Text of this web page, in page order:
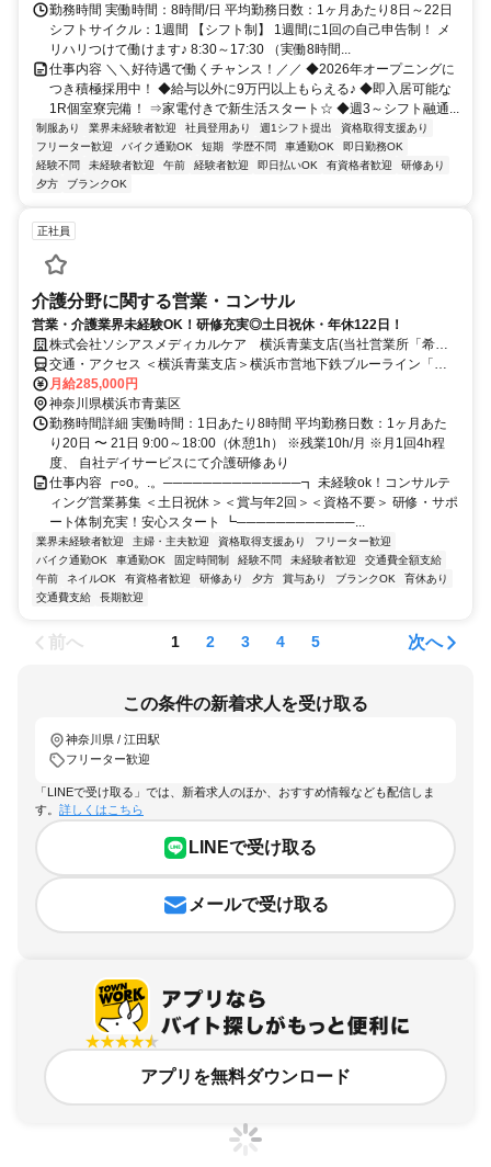
県内に現場多数
勤務時間 実働時間：8時間/日 平均勤務日数：1ヶ月あたり8日～22日
シフトサイクル：1週間 【シフト制】 1週間に1回の自己申告制！ メ
リハリつけて働けます♪ 8:30～17:30 （実働8時間...
仕事内容 ＼＼好待遇で働くチャンス！／／ ◆2026年オープニングに
つき積極採用中！ ◆給与以外に9万円以上もらえる♪ ◆即入居可能な
1R個室寮完備！ ⇒家電付きで新生活スタート☆ ◆週3～シフト融通...
制服あり 業界未経験者歓迎 社員登用あり 週1シフト提出
資格取得支援あり
フリーター歓迎
バイク通勤OK 短期 学歴不問 車通勤OK
即日勤務OK
経験不問
未経験者歓迎 午前 経験者歓迎 即日払いOK 有資格者歓迎
研修あり
夕方
ブランクOK
正社員
介護分野に関する営業・コンサル
営業・介護業界未経験OK！研修充実◎土日祝休・年休122日！
株式会社ソシアスメディカルケア 横浜青葉支店(当社営業所「希」
合同営業所内)
交通・アクセス ＜横浜青葉支店＞横浜市営地下鉄ブルーライン「中
川駅」より徒歩7分
月給285,000円
神奈川県横浜市青葉区
勤務時間詳細 実働時間：1日あたり8時間 平均勤務日数：1ヶ月あた
り20日 〜 21日 9:00～18:00（休憩1h） ※残業10h/月 ※月1回4h程
度、 自社デイサービスにて介護研修あり
仕事内容 ┏○o。.。──────────────┓ 未経験ok！コンサルテ
ィング営業募集 ＜土日祝休＞＜賞与年2回＞＜資格不要＞ 研修・サポ
ート体制充実！安心スタート ┗────────────...
業界未経験者歓迎 主婦・主夫歓迎 資格取得支援あり
フリーター歓迎
バイク通勤OK
車通勤OK 固定時間制 経験不問 未経験者歓迎
交通費全額支給
午前
ネイルOK 有資格者歓迎 研修あり 夕方 賞与あり ブランクOK
育休あり
交通費支給
長期歓迎
前へ 1 2 3 4 5 次へ
この条件の新着求人を受け取る
神奈川県 / 江田駅
フリーター歓迎
「LINEで受け取る」では、新着求人のほか、おすすめ情報なども配信しま
す。 詳しくはこちら
LINEで受け取る
メールで受け取る
アプリを無料ダウンロード